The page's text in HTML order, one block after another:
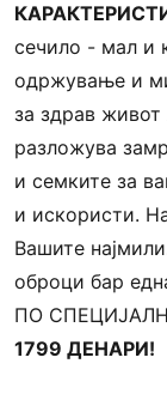
сечило - мал и
одржување и
за здрав
разложува
и семките за
и искористи.
Вашите
оброци бар
ПО
1799 ДЕНАРИ!